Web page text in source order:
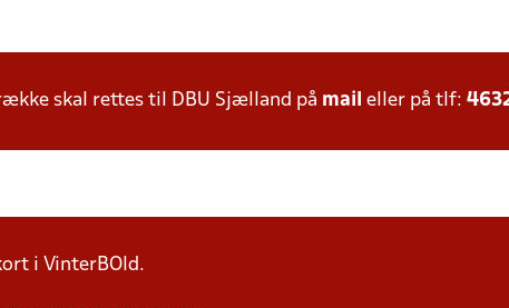
skal rettes til DBU Sjælland på mail eller på tlf:
i VinterBOld.